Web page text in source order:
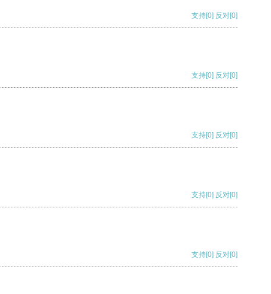
支持[0] 反对[0]
支持[0] 反对[0]
支持[0] 反对[0]
支持[0] 反对[0]
支持[0] 反对[0]